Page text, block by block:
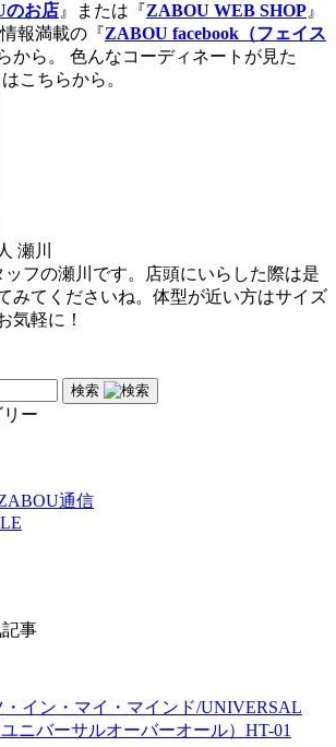
のお店 』または『ZABOU WEB SHOP 』
報満載の『ZABOU facebook（フェイス
から。 色んなコーディネートが見た
はこちらから。
瀬川
フの瀬川です。店頭にいらした際は是
みてくださいね。体型が近い方はサイズ
気軽に！
検索
リー
通信
記事
・イン・マイ・マインド/UNIVERSAL
ニバーサルオーバーオール）HT-01